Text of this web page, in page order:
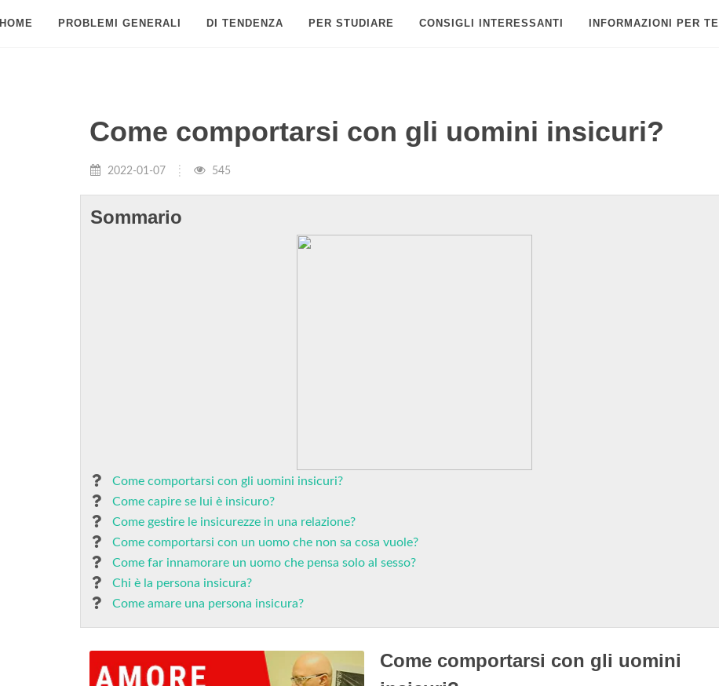
PROBLEMI GENERALI DI TENDENZA PER STUDIARE CONSIGLI INTERESSANTI INFORMAZIONI PER TE
Come comportarsi con gli uomini insicuri?
2022-01-07 545
Sommario
Come comportarsi con gli uomini insicuri?
Come capire se lui è insicuro?
Come gestire le insicurezze in una relazione?
Come comportarsi con un uomo che non sa cosa vuole?
Come far innamorare un uomo che pensa solo al sesso?
Chi è la persona insicura?
Come amare una persona insicura?
Come comportarsi con gli uomini